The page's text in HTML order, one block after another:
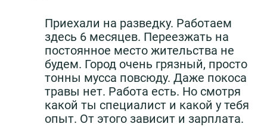
Приехали на разведку. Работаем
здесь 6 месяцев. Переезжать на
постоянное место жительства не
будем. Город очень грязный, просто
тонны мусса повсюду. Даже покоса
травы нет. Работа есть. Но смотря
какой ты специалист и какой у тебя
опыт. От этого зависит и зарплата.